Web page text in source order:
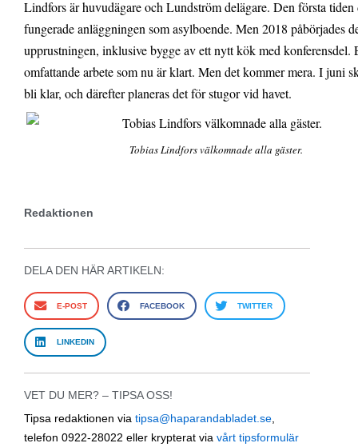
Lindfors är huvudägare och Lundström delägare. Den första tiden
fungerade anläggningen som asylboende. Men 2018 påbörjades
upprustningen, inklusive bygge av ett nytt kök med konferensdel.
omfattande arbete som nu är klart. Men det kommer mera. I juni
bli klar, och därefter planeras det för stugor vid havet.
Tobias Lindfors välkomnade alla gäster.
Redaktionen
DELA DEN HÄR ARTIKELN:
E-POST FACEBOOK TWITTER
LINKEDIN
VET DU MER? – TIPSA OSS!
Tipsa redaktionen via tipsa@haparandabladet.se
telefon 0922-28022 eller krypterat via vårt tipsformulär